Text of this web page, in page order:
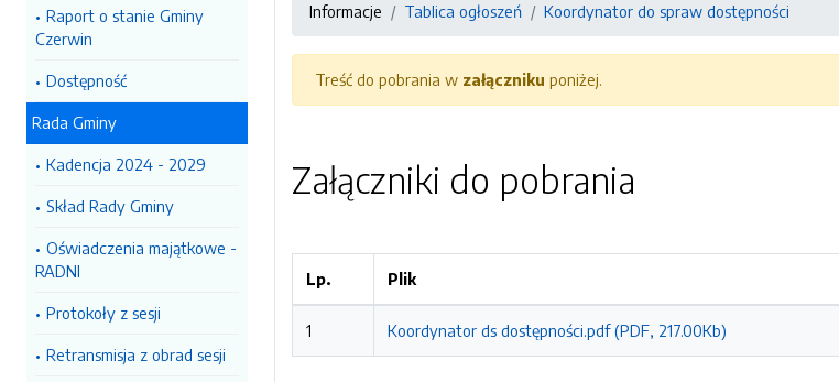
Raport o stanie Gminy
Czerwin
Dostępność
Rada Gminy
Kadencja 2024 - 2029
Skład Rady Gminy
Oświadczenia majątkowe -
RADNI
Protokoły z sesji
Retransmisja z obrad sesji
Informacje Tablica ogłoszeń Koordynator do spraw dostępności
Treść do pobrania w załączniku poniżej.
Załączniki do pobrania
Lp. Plik
1 Koordynator ds dostępności.pdf (PDF, 217.00Kb)